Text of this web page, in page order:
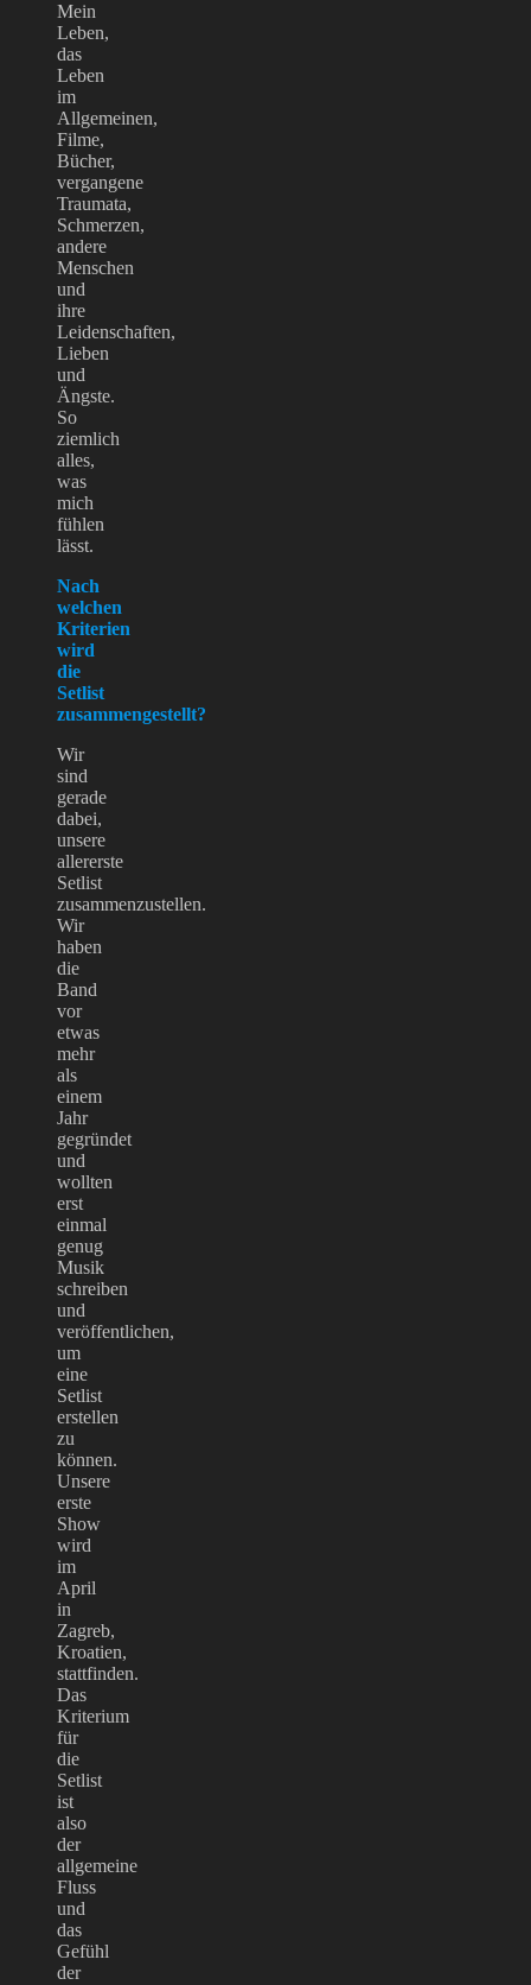
Mein
Leben,
das
Leben
im
Allgemeinen,
Filme,
Bücher,
vergangene
Traumata,
Schmerzen,
andere
Menschen
und
ihre
Leidenschaften,
Lieben
und
Ängste.
So
ziemlich
alles,
was
mich
fühlen
lässt.
Nach
welchen
Kriterien
wird
die
Setlist
zusammengestellt?
Wir
sind
gerade
dabei,
unsere
allererste
Setlist
zusammenzustellen.
Wir
haben
die
Band
vor
etwas
mehr
als
einem
Jahr
gegründet
und
wollten
erst
einmal
genug
Musik
schreiben
und
veröffentlichen,
um
eine
Setlist
erstellen
zu
können.
Unsere
erste
Show
wird
im
April
in
Zagreb,
Kroatien,
stattfinden.
Das
Kriterium
für
die
Setlist
ist
also
der
allgemeine
Fluss
und
das
Gefühl
der